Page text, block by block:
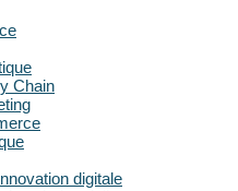
Chain
digitale